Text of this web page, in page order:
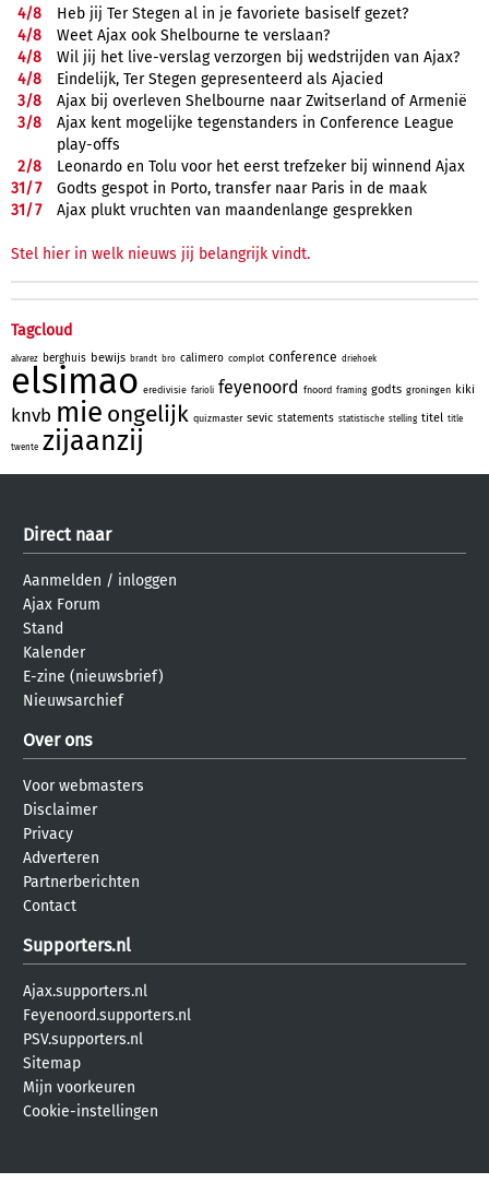
4/8
Heb jij Ter Stegen al in je favoriete basiself gezet?
4/8
Weet Ajax ook Shelbourne te verslaan?
4/8
Wil jij het live-verslag verzorgen bij wedstrijden van Ajax?
4/8
Eindelijk, Ter Stegen gepresenteerd als Ajacied
3/8
Ajax bij overleven Shelbourne naar Zwitserland of Armenië
3/8
Ajax kent mogelijke tegenstanders in Conference League
play-offs
2/8
Leonardo en Tolu voor het eerst trefzeker bij winnend Ajax
31/7
Godts gespot in Porto, transfer naar Paris in de maak
31/7 Ajax plukt vruchten van maandenlange gesprekken
Stel hier in welk nieuws jij belangrijk vindt.
Tagcloud
alvarez berghuis bewijs brandt bro calimero complot conference driehoek
elsimao eredivisie farioli feyenoord fnoord framing godts groningen kiki
knvb mie ongelijk quizmaster sevic statements statistische stelling titel title
twente zijaanzij
Direct naar
Aanmelden / inloggen
Ajax Forum
Stand
Kalender
E-zine (nieuwsbrief)
Nieuwsarchief
Over ons
Voor webmasters
Disclaimer
Privacy
Adverteren
Partnerberichten
Contact
Supporters.nl
Ajax.supporters.nl
Feyenoord.supporters.nl
PSV.supporters.nl
Sitemap
Mijn voorkeuren
Cookie-instellingen